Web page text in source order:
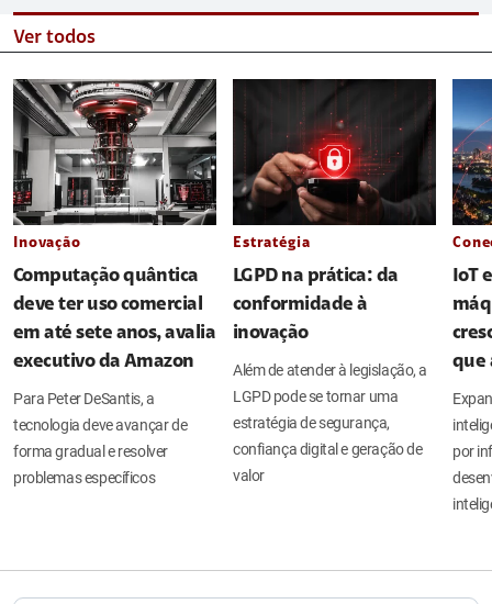
Ver todos
Inovação
Computação quântica
deve ter uso comercial
em até sete anos, avalia
executivo da Amazon
Para Peter DeSantis, a
tecnologia deve avançar de
forma gradual e resolver
problemas específicos
Estratégia
LGPD na prática: da
conformidade à
inovação
Além de atender à legislação, a
LGPD pode se tornar uma
estratégia de segurança,
confiança digital e geração de
valor
IoT
que
por